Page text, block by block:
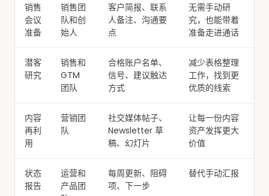
销售
会议
准备
销售团
队和创
始人
客户简报、联系
人备注、沟通要
点
无需手动研
究，也能带着
准备走进通话
潜客
研究
销售和
GTM
团队
合格账户名单、
信号、建议触达
方式
减少表格整理
工作，找到更
优质的线索
内容
再利
用
营销团
队
社交媒体帖子、
Newsletter 草
稿、幻灯片
让每一份内容
资产发挥更大
价值
状态
报告
运营和
产品团
每周更新、阻碍
项、下一步
替代手动汇报